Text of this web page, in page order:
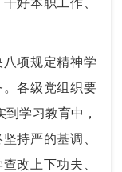
项规定精神学
各级党组织要
学习教育中，
持严的基调、
改上下功夫、